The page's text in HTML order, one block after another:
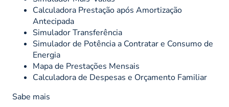
Calculadora Prestação após Amortização
Antecipada
Simulador Transferência
Simulador de Potência a Contratar e Consumo de
Energia
Mapa de Prestações Mensais
Calculadora de Despesas e Orçamento Familiar
Sabe mais